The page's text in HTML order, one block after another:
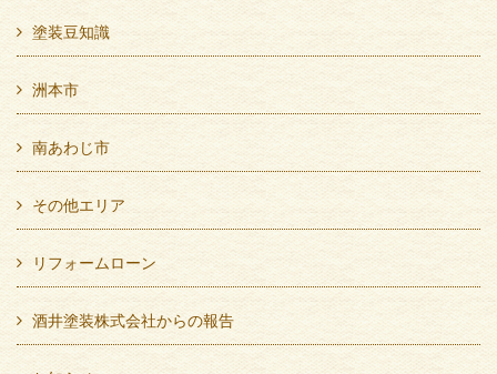
塗装豆知識
洲本市
南あわじ市
その他エリア
リフォームローン
酒井塗装株式会社からの報告